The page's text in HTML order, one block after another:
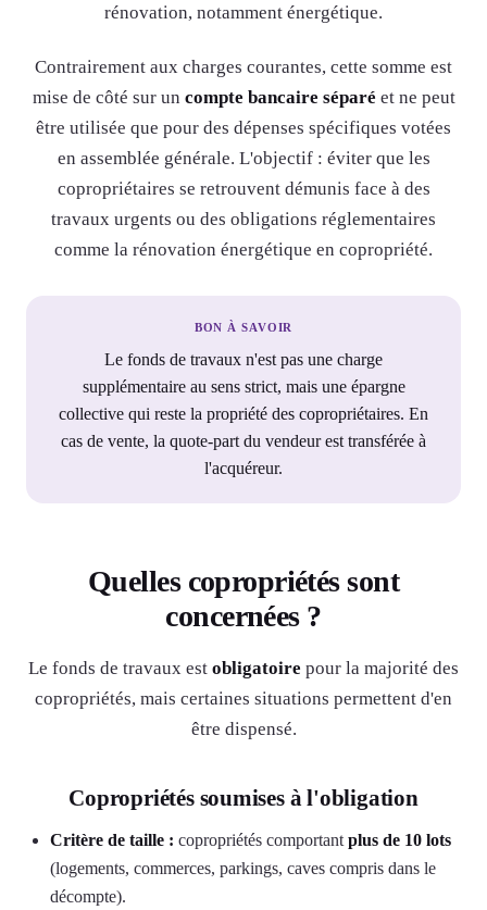
rénovation, notamment énergétique.
Contrairement aux charges courantes, cette somme est
mise de côté sur un compte bancaire séparé et ne peut
être utilisée que pour des dépenses spécifiques votées
en assemblée générale. L'objectif : éviter que les
copropriétaires se retrouvent démunis face à des
travaux urgents ou des obligations réglementaires
comme la rénovation énergétique en copropriété.
BON À SAVOIR
Le fonds de travaux n'est pas une charge
supplémentaire au sens strict, mais une épargne
collective qui reste la propriété des copropriétaires. En
cas de vente, la quote-part du vendeur est transférée à
l'acquéreur.
Quelles copropriétés sont
concernées ?
Le fonds de travaux est obligatoire pour la majorité des
copropriétés, mais certaines situations permettent d'en
être dispensé.
Copropriétés soumises à l'obligation
Critère de taille : copropriétés comportant plus de 10 lots
(logements, commerces, parkings, caves compris dans le
décompte).